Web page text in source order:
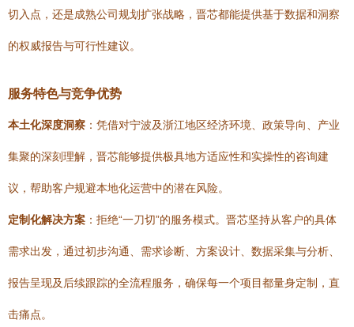
切入点，还是成熟公司规划扩张战略，晋芯都能提供基于数据和洞察
的权威报告与可行性建议。
服务特色与竞争优势
本土化深度洞察 ：凭借对宁波及浙江地区经济环境、政策导向、产业
集聚的深刻理解，晋芯能够提供极具地方适应性和实操性的咨询建
议，帮助客户规避本地化运营中的潜在风险。
定制化解决方案 ：拒绝“一刀切”的服务模式。晋芯坚持从客户的具体
需求出发，通过初步沟通、需求诊断、方案设计、数据采集与分析、
报告呈现及后续跟踪的全流程服务，确保每一个项目都量身定制，直
击痛点。